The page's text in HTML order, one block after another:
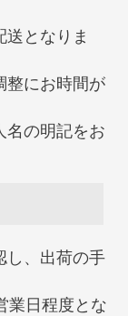
送となりま
整にお時間が
名の明記をお
し、出荷の手
業日程度とな